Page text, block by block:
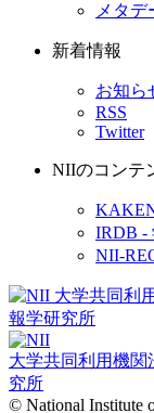
メタ
新着情報
お知ら
RSS
Twitter
NIIのコンテ
IRDB -
NII-
大学共同利用機関
究所
© National Institute